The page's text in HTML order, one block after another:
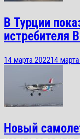
В Турции
истребителя
14 марта 202214
Новый